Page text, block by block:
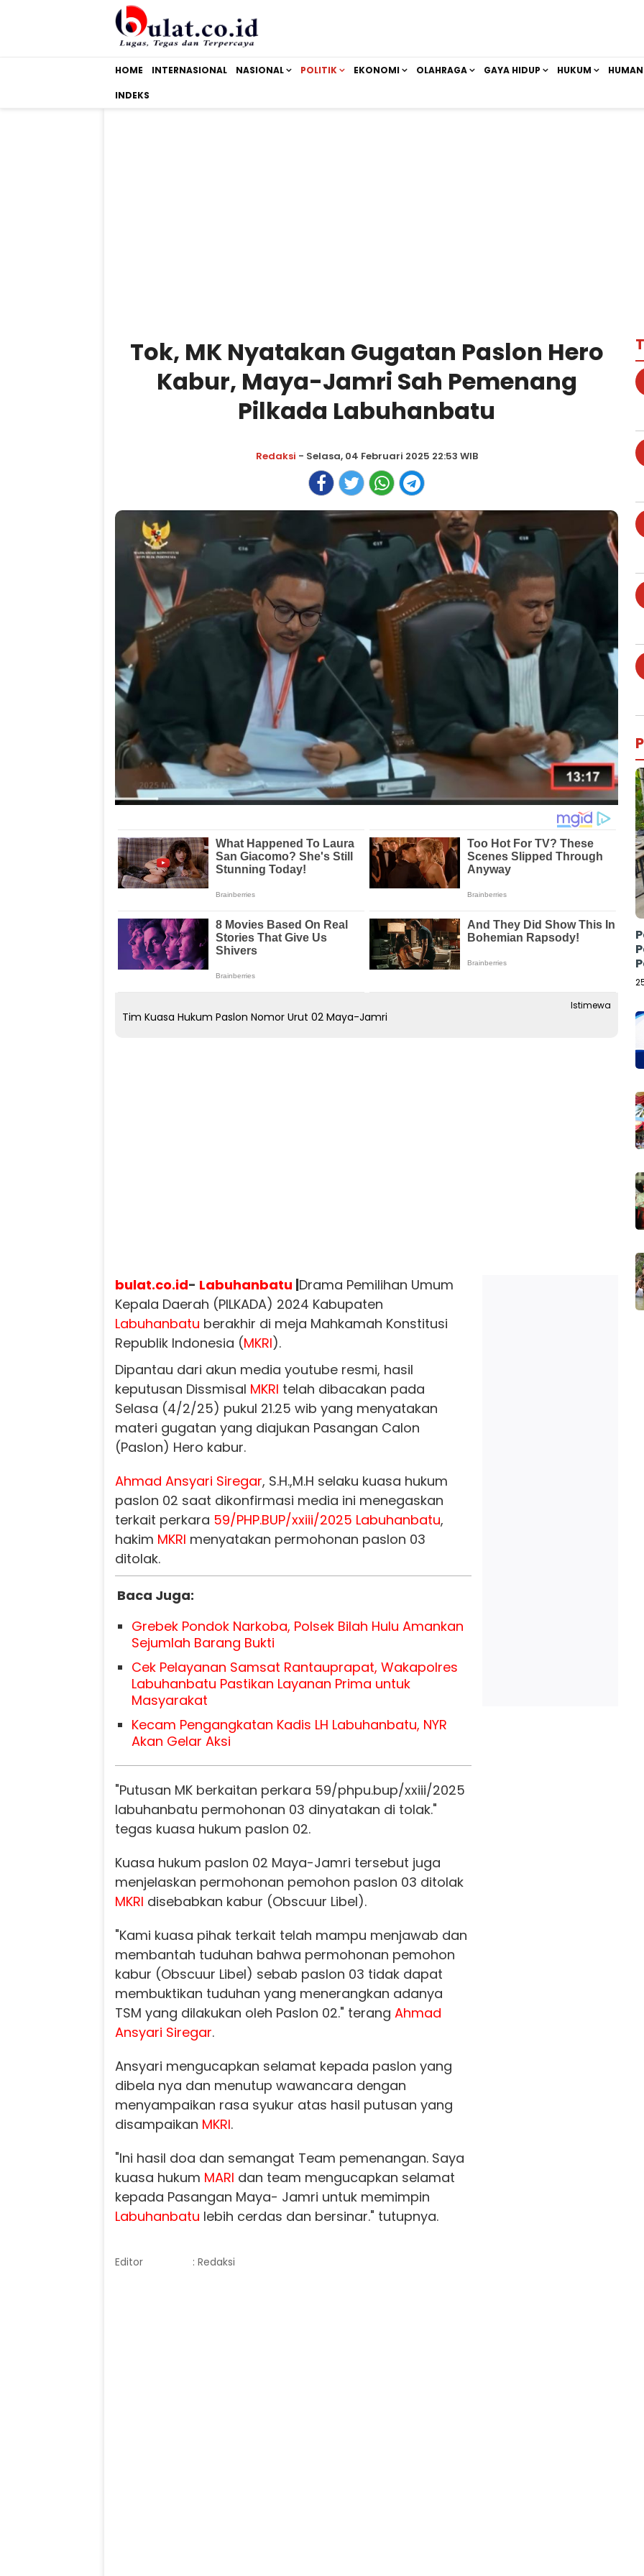
HOME INTERNASIONAL NASIONAL POLITIK EKONOMI OLAHRAGA GAYA HIDUP HUKUM
INDEKS
Tok, MK Nyatakan Gugatan Paslon Hero
Kabur, Maya-Jamri Sah Pemenang
Pilkada Labuhanbatu
Redaksi - Selasa, 04 Februari 2025 22:53 WIB
Istimewa
Tim Kuasa Hukum Paslon Nomor Urut 02 Maya-Jamri
bulat.co.id- Labuhanbatu |Drama Pemilihan Umum
Kepala Daerah (PILKADA) 2024 Kabupaten
Labuhanbatu berakhir di meja Mahkamah Konstitusi
Republik Indonesia (MKRI).
Dipantau dari akun media youtube resmi, hasil
keputusan Dissmisal MKRI telah dibacakan pada
Selasa (4/2/25) pukul 21.25 wib yang menyatakan
materi gugatan yang diajukan Pasangan Calon
(Paslon) Hero kabur.
Ahmad Ansyari Siregar, S.H.,M.H selaku kuasa hukum
paslon 02 saat dikonfirmasi media ini menegaskan
terkait perkara 59/PHP.BUP/xxiii/2025 Labuhanbatu,
hakim MKRI menyatakan permohonan paslon 03
ditolak.
Baca Juga:
Grebek Pondok Narkoba, Polsek Bilah Hulu Amankan
Sejumlah Barang Bukti
Cek Pelayanan Samsat Rantauprapat, Wakapolres
Labuhanbatu Pastikan Layanan Prima untuk
Masyarakat
Kecam Pengangkatan Kadis LH Labuhanbatu, NYR
Akan Gelar Aksi
"Putusan MK berkaitan perkara 59/phpu.bup/xxiii/2025
labuhanbatu permohonan 03 dinyatakan di tolak."
tegas kuasa hukum paslon 02.
Kuasa hukum paslon 02 Maya-Jamri tersebut juga
menjelaskan permohonan pemohon paslon 03 ditolak
MKRI disebabkan kabur (Obscuur Libel).
"Kami kuasa pihak terkait telah mampu menjawab dan
membantah tuduhan bahwa permohonan pemohon
kabur (Obscuur Libel) sebab paslon 03 tidak dapat
membuktikan tuduhan yang menerangkan adanya
TSM yang dilakukan oleh Paslon 02." terang Ahmad
Ansyari Siregar.
Ansyari mengucapkan selamat kepada paslon yang
dibela nya dan menutup wawancara dengan
menyampaikan rasa syukur atas hasil putusan yang
disampaikan MKRI.
"Ini hasil doa dan semangat Team pemenangan. Saya
kuasa hukum MARI dan team mengucapkan selamat
kepada Pasangan Maya- Jamri untuk memimpin
Labuhanbatu lebih cerdas dan bersinar." tutupnya.
Editor : Redaksi